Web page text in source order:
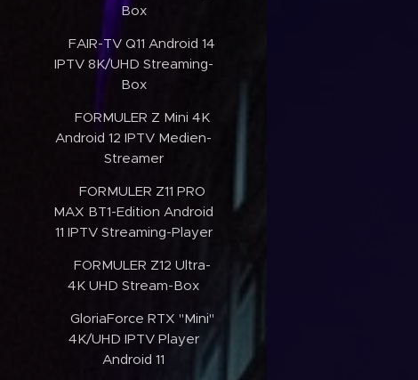
Box
✔️FAIR-TV Q11 Android 14
IPTV 8K/UHD Streaming-
Box
✔️FORMULER Z Mini 4K
Android 12 IPTV Medien-
Streamer
✔️FORMULER Z11 PRO
MAX BT1-Edition Android
11 IPTV Streaming-Player
✔️FORMULER Z12 Ultra-
4K UHD Stream-Box
✔️GloriaForce RTX "Mini"
4K/UHD IPTV Player
Android 11